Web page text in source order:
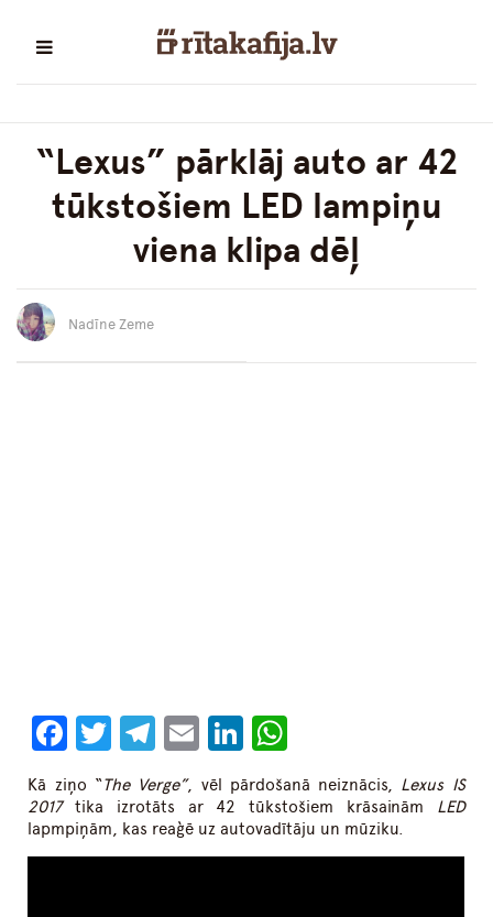
“Lexus” pārklāj auto ar 42
tūkstošiem LED lampiņu
viena klipa dēļ
Nadīne Zeme
Facebook
Twitter
Telegram
EmailLinkedIn
Kā ziņo “The Verge”, vēl pārdošanā neiznācis, Lexus IS
2017tika izrotāts ar 42 tūkstošiem krāsainām LED
lapmpiņām, kas reaģē uz autovadītāju un mūziku.